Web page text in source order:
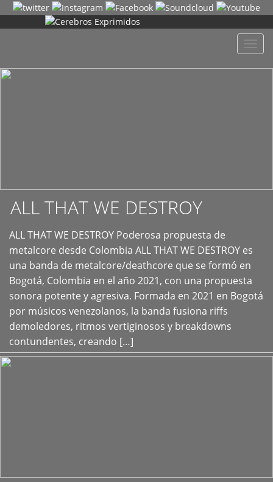
ALL THAT WE DESTROY
ALL THAT WE DESTROY Poderosa propuesta de
metalcore desde Colombia ALL THAT WE DESTROY es
una banda de metalcore/deathcore que se formó en
Bogotá, Colombia en el año 2021, con una propuesta
sonora potente y agresiva. Formada en 2021 en Bogotá
por músicos venezolanos, la banda fusiona riffs
demoledores, ritmos vertiginosos y breakdowns
contundentes, creando […]
+